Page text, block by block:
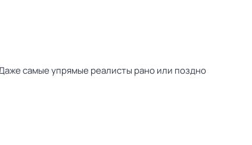
самые упрямые реалисты рано или поздно